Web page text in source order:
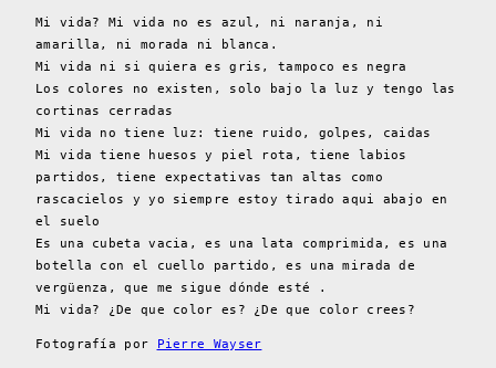
Mi vida? Mi vida no es azul, ni naranja, ni
amarilla, ni morada ni blanca.
Mi vida ni si quiera es gris, tampoco es negra
Los colores no existen, solo bajo la luz y tengo las
cortinas cerradas
Mi vida no tiene luz: tiene ruido, golpes, caidas
Mi vida tiene huesos y piel rota, tiene labios
partidos, tiene expectativas tan altas como
rascacielos y yo siempre estoy tirado aqui abajo en
el suelo
Es una cubeta vacia, es una lata comprimida, es una
botella con el cuello partido, es una mirada de
vergüenza, que me sigue dónde esté .
Mi vida? ¿De que color es? ¿De que color crees?
Fotografía por Pierre Wayser